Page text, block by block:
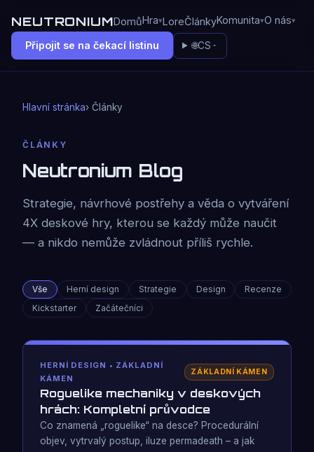
NEUTRONIUMDomůHra LoreČlánkyKomunita O nás
Připojit se na čekací listinu 🌐CS
Hlavní stránka› Články
ČLÁNKY
Neutronium Blog
Strategie, návrhové postřehy a věda o vytváření
4X deskové hry, kterou se každý může naučit
— a nikdo nemůže zvládnout příliš rychle.
Vše Herní design Strategie Design
Recenze
Kickstarter
Začátečníci
HERNÍ DESIGN • ZÁKLADNÍ
KÁMEN
ZÁKLADNÍ KÁMEN
Roguelike mechaniky v deskových
hrách: Kompletní průvodce
Co znamená „roguelike“ na desce? Procedurální
objev, vytrvalý postup, iluze permadeath – a jak